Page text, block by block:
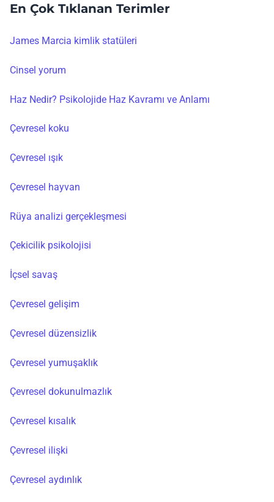
En Çok Tıklanan Terimler
James Marcia kimlik statüleri
Cinsel yorum
Haz Nedir? Psikolojide Haz Kavramı ve Anlamı
Çevresel koku
Çevresel ışık
Çevresel hayvan
Rüya analizi gerçekleşmesi
Çekicilik psikolojisi
İçsel savaş
Çevresel gelişim
Çevresel düzensizlik
Çevresel yumuşaklık
Çevresel dokunulmazlık
Çevresel kısalık
Çevresel ilişki
Çevresel aydınlık